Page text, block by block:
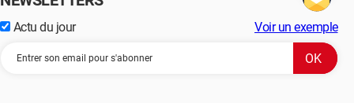
Actu du jour Voir un exemple